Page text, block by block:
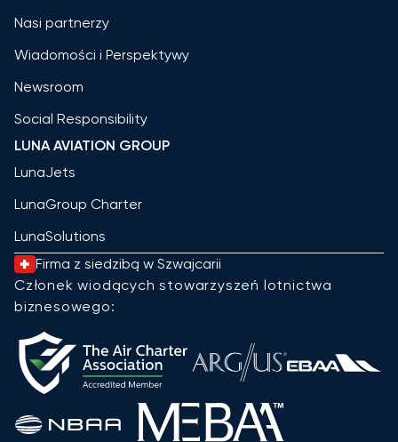
Nasi partnerzy
Wiadomości i Perspektywy
Newsroom
Social Responsibility
LUNA AVIATION GROUP
LunaJets
LunaGroup Charter
LunaSolutions
Firma z siedzibą w Szwajcarii
Członek wiodących stowarzyszeń lotnictwa
biznesowego: